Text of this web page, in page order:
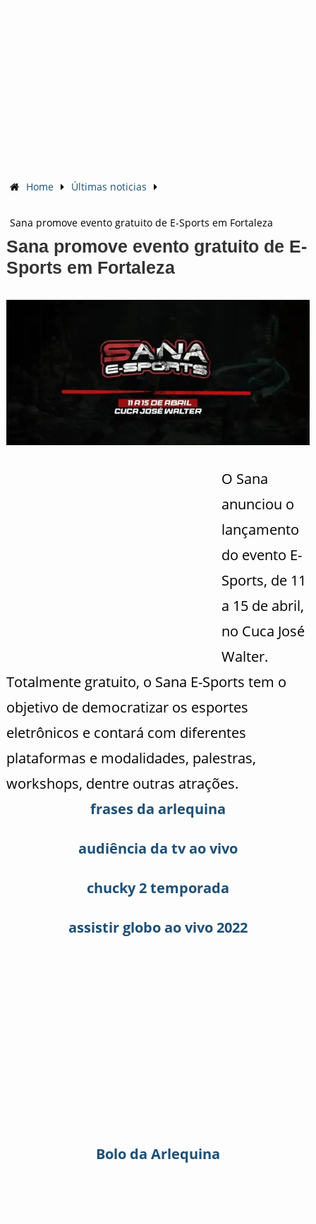
Home Últimas noticias
Sana promove evento gratuito de E-Sports em Fortaleza
Sana promove evento gratuito de E-
Sports em Fortaleza
O Sana
anunciou o
lançamento
do evento E-
Sports, de 11
a 15 de abril,
no Cuca José
Walter.
Totalmente gratuito, o Sana E-Sports tem o
objetivo de democratizar os esportes
eletrônicos e contará com diferentes
plataformas e modalidades, palestras,
workshops, dentre outras atrações.
frases da arlequina
audiência da tv ao vivo
chucky 2 temporada
assistir globo ao vivo 2022
Bolo da Arlequina